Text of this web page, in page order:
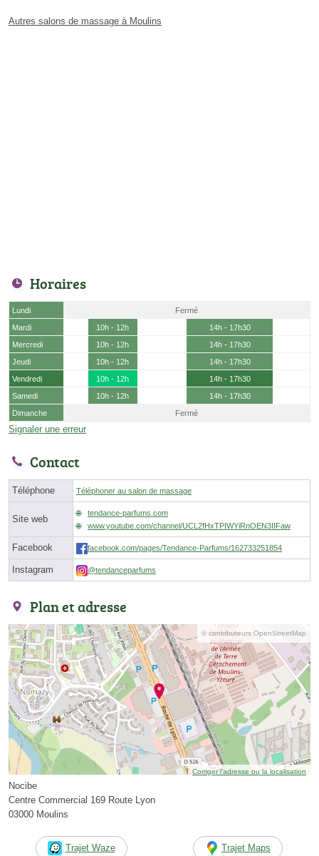
Autres salons de massage à Moulins
Horaires
Lundi
Fermé
Mardi
10h - 12h
14h - 17h30
Mercredi
10h - 12h
14h - 17h30
Jeudi
10h - 12h
14h - 17h30
Vendredi
10h - 12h
14h - 17h30
Samedi
10h - 12h
14h - 17h30
Dimanche
Fermé
Signaler une erreur
Contact
Téléphone Téléphoner au salon de massage
Site web
tendance-parfums.com
www.youtube.com/channel/UCL2fHxTPIWYiRnOEN3IIFaw
Facebook facebook.com/pages/Tendance-Parfums/162733251854
Instagram @tendanceparfums
Plan et adresse
© contributeurs OpenStreetMap
Corriger l’adresse ou la localisation
Nocibe
Centre Commercial 169 Route Lyon
03000 Moulins
Trajet Waze Trajet Maps